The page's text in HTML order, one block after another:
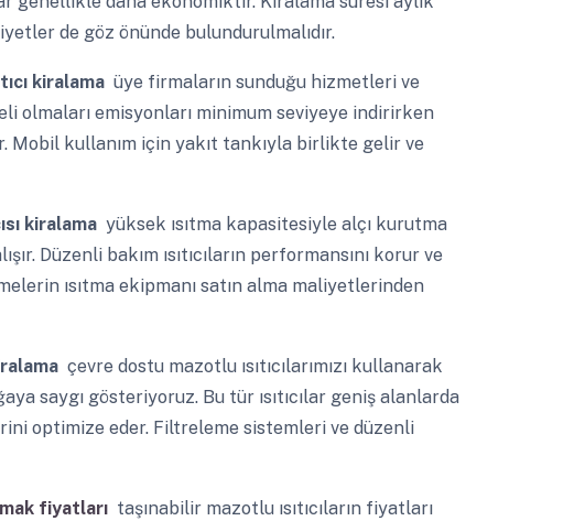
de göz önünde bulundurulmalıdır.
kiralama üye firmaların sunduğu hizmetleri ve
olmaları emisyonları minimum seviyeye indirirken
Mobil kullanım için yakıt tankıyla birlikte gelir ve
kiralama yüksek ısıtma kapasitesiyle alçı kurutma
Düzenli bakım ısıtıcıların performansını korur ve
ısıtma ekipmanı satın alma maliyetlerinden
çevre dostu mazotlu ısıtıcılarımızı kullanarak
saygı gösteriyoruz. Bu tür ısıtıcılar geniş alanlarda
optimize eder. Filtreleme sistemleri ve düzenli
fiyatları taşınabilir mazotlu ısıtıcıların fiyatları